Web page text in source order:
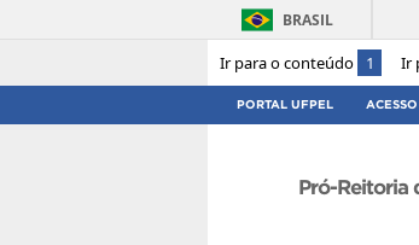
Ir para o conteúdo 1 Ir
BRASIL
PORTAL UFPEL
Pró-Reitoria